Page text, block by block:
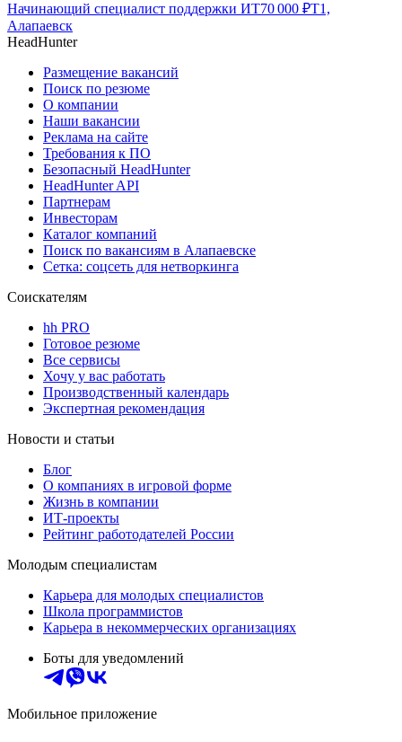
Начинающий специалист поддержки ИТ70 000 ₽Т1,
Алапаевск
HeadHunter
Размещение вакансий
Поиск по резюме
О компании
Наши вакансии
Реклама на сайте
Требования к ПО
Безопасный HeadHunter
HeadHunter API
Партнерам
Инвесторам
Каталог компаний
Поиск по вакансиям в Алапаевске
Сетка: соцсеть для нетворкинга
Соискателям
hh PRO
Готовое резюме
Все сервисы
Хочу у вас работать
Производственный календарь
Экспертная рекомендация
Новости и статьи
Блог
О компаниях в игровой форме
Жизнь в компании
ИТ-проекты
Рейтинг работодателей России
Молодым специалистам
Карьера для молодых специалистов
Школа программистов
Карьера в некоммерческих организациях
Боты для уведомлений
Мобильное приложение